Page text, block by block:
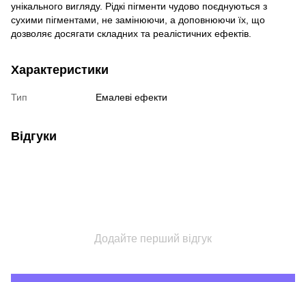
унікального вигляду. Рідкі пігменти чудово поєднуються з
сухими пігментами, не замінюючи, а доповнюючи їх, що
дозволяє досягати складних та реалістичних ефектів.
Характеристики
Тип Емалеві ефекти
Відгуки
Додайте перший відгук